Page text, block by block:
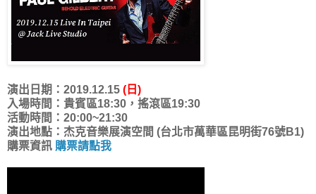
演出日期：2019.12.15 (日)
入場時間：貴賓區18:30，搖滾區19:30
活動時間：20:00~21:30
演出地點：杰克音樂展演空間 (台北市萬華區昆明街76號B1)
購票資訊 購票請點我